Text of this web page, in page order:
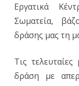
Εργατικά
Σωματεία,
δράσης μας τη
Τις
δράση με